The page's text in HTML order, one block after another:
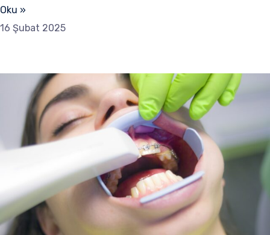
Oku »
16 Şubat 2025